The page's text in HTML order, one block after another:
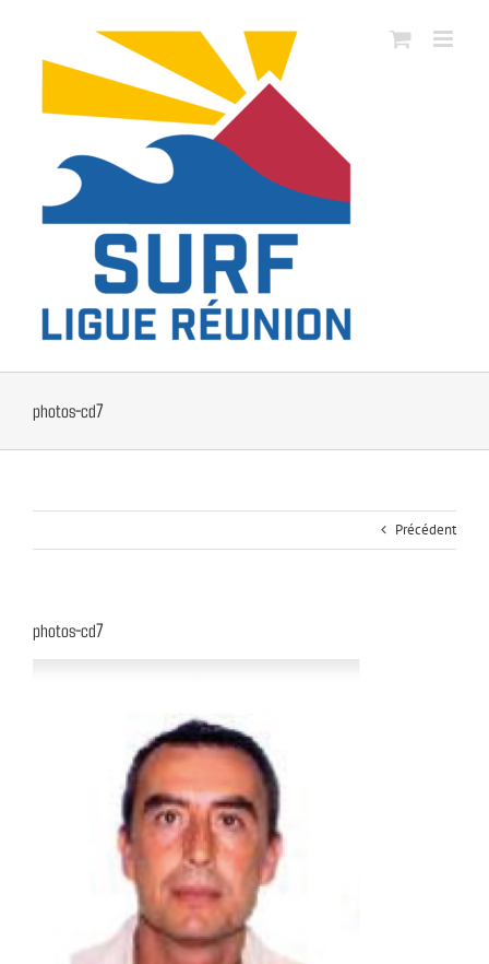
contenu
photos-cd7
Précédent
photos-cd7